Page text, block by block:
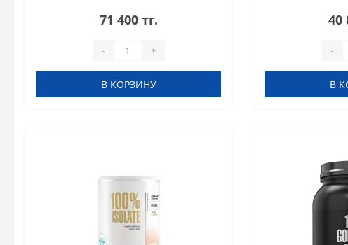
интенсивных тренировок. Благодаря
71 400 тг.
- +
В КОРЗИНУ
интенсивных 40
-
В